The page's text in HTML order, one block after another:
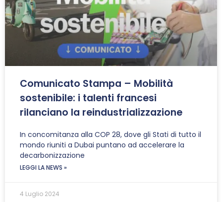
Comunicato Stampa – Mobilità
sostenibile: i talenti francesi
rilanciano la reindustrializzazione
In concomitanza alla COP 28, dove gli Stati di tutto il
mondo riuniti a Dubai puntano ad accelerare la
decarbonizzazione
LEGGI LA NEWS »
4 Luglio 2024